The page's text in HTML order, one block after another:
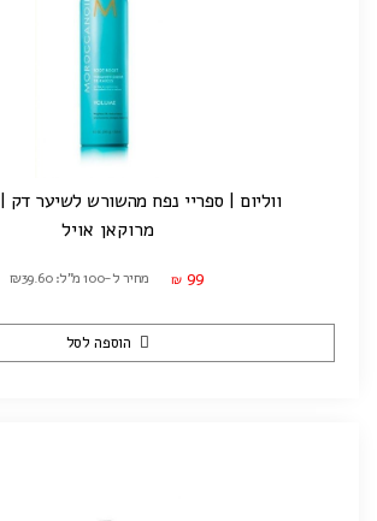
ווליום | ספריי נפח מהשורש לשיער דק | 250 מ"ל
מרוקאן אויל
₪ 99 מחיר ל-100 מ"ל: ₪39.60
הוספה לסל